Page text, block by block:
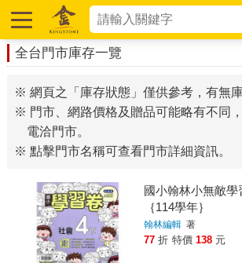
全台門市庫存一覽
※ 網頁之「庫存狀態」僅供參考，有無庫
※ 門市、網路價格及贈品可能略有不同
電洽門市。
※ 點擊門市名稱可查看門市詳細資訊。
國小翰林小無敵
｛114學年｝
翰林編輯 著
77 折 特價 138 元